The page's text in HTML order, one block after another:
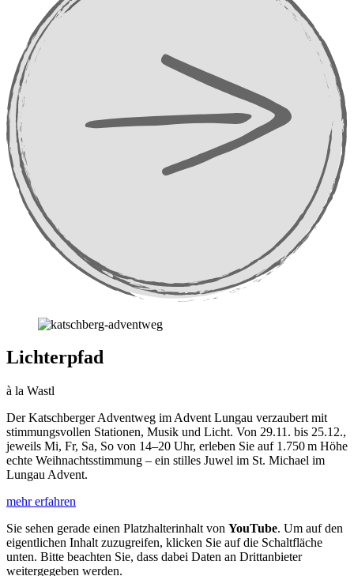
Lichterpfad
à la Wastl
Der Katschberger Adventweg im Advent Lungau verzaubert mit
stimmungsvollen Stationen, Musik und Licht. Von 29.11. bis 25.12.,
jeweils Mi, Fr, Sa, So von 14–20 Uhr, erleben Sie auf 1.750 m Höhe
echte Weihnachtsstimmung – ein stilles Juwel im St. Michael im
Lungau Advent.
mehr erfahren
Sie sehen gerade einen Platzhalterinhalt von YouTube. Um auf den
eigentlichen Inhalt zuzugreifen, klicken Sie auf die Schaltfläche
unten. Bitte beachten Sie, dass dabei Daten an Drittanbieter
weitergegeben werden.